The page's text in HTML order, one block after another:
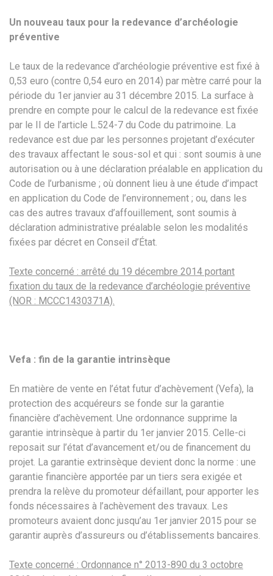
Un nouveau taux pour la redevance d’archéologie
préventive
Le taux de la redevance d’archéologie préventive est fixé à
0,53 euro (contre 0,54 euro en 2014) par mètre carré pour la
période du 1er janvier au 31 décembre 2015. La surface à
prendre en compte pour le calcul de la redevance est fixée
par le II de l’article L.524-7 du Code du patrimoine. La
redevance est due par les personnes projetant d’exécuter
des travaux affectant le sous-sol et qui : sont soumis à une
autorisation ou à une déclaration préalable en application du
Code de l’urbanisme ; où donnent lieu à une étude d’impact
en application du Code de l’environnement ; ou, dans les
cas des autres travaux d’affouillement, sont soumis à
déclaration administrative préalable selon les modalités
fixées par décret en Conseil d’État.
Texte concerné : arrêté du 19 décembre 2014 portant
fixation du taux de la redevance d’archéologie préventive
(NOR : MCCC1430371A).
Vefa : fin de la garantie intrinsèque
En matière de vente en l’état futur d’achèvement (Vefa), la
protection des acquéreurs se fonde sur la garantie
financière d’achèvement. Une ordonnance supprime la
garantie intrinsèque à partir du 1er janvier 2015. Celle-ci
reposait sur l’état d’avancement et/ou de financement du
projet. La garantie extrinsèque devient donc la norme : une
garantie financière apportée par un tiers sera exigée et
prendra la relève du promoteur défaillant, pour apporter les
fonds nécessaires à l’achèvement des travaux. Les
promoteurs avaient donc jusqu’au 1er janvier 2015 pour se
garantir auprès d’assureurs ou d’établissements bancaires.
Texte concerné : Ordonnance n° 2013-890 du 3 octobre